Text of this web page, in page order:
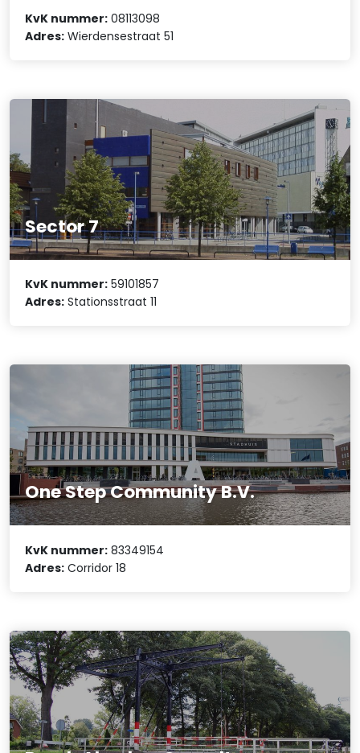
KvK nummer: 08113098
Adres: Wierdensestraat 51
Sector 7
KvK nummer: 59101857
Adres: Stationsstraat 11
One Step Community B.V.
KvK nummer: 83349154
Adres: Corridor 18